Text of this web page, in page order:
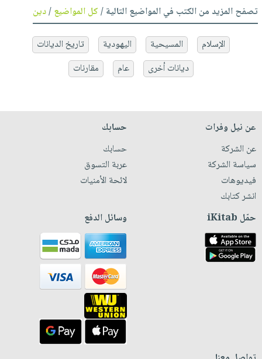
تصفح المزيد من الكتب في المواضيع التالية /كل المواضيع/دين
الإسلام المسيحية اليهودية
تاريخ الديانات
ديانات أخرى
عام مقارنات
عن نيل وفرات
عن الشركة
سياسة الشركة
فيديوهات
انشر كتابك
حسابك
حسابك
عربة التسوق
لائحة الأمنيات
حمّل iKitab وسائل الدفع